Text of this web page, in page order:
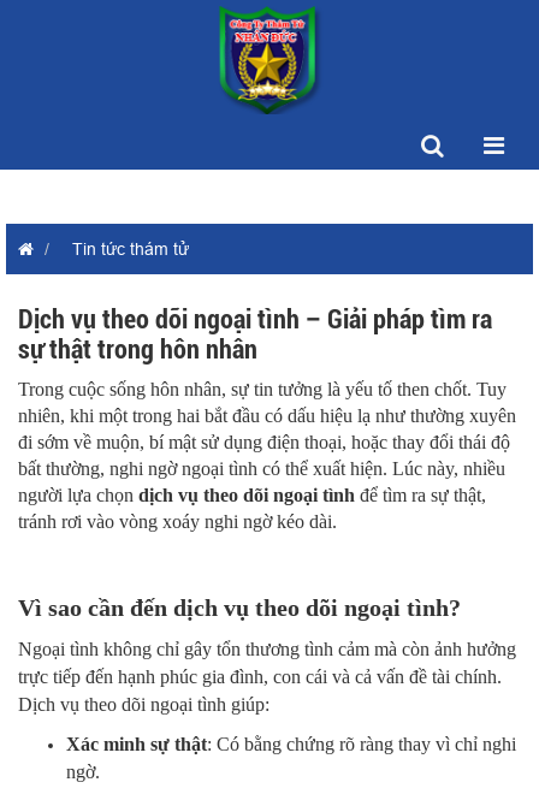
Tin tức thám tử
Dịch vụ theo dõi ngoại tình – Giải pháp tìm ra
sự thật trong hôn nhân
Trong cuộc sống hôn nhân, sự tin tưởng là yếu tố then chốt. Tuy
nhiên, khi một trong hai bắt đầu có dấu hiệu lạ như thường xuyên
đi sớm về muộn, bí mật sử dụng điện thoại, hoặc thay đổi thái độ
bất thường, nghi ngờ ngoại tình có thể xuất hiện. Lúc này, nhiều
người lựa chọn dịch vụ theo dõi ngoại tình để tìm ra sự thật,
tránh rơi vào vòng xoáy nghi ngờ kéo dài.
Vì sao cần đến dịch vụ theo dõi ngoại tình?
Ngoại tình không chỉ gây tổn thương tình cảm mà còn ảnh hưởng
trực tiếp đến hạnh phúc gia đình, con cái và cả vấn đề tài chính.
Dịch vụ theo dõi ngoại tình giúp:
Xác minh sự thật: Có bằng chứng rõ ràng thay vì chỉ nghi
ngờ.